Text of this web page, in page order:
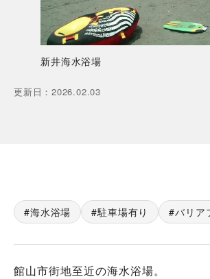
新井海水浴場
更新日 ：2026.02.03
海水浴場 駐車場有り バリア
館山市街地至近の海水浴場。